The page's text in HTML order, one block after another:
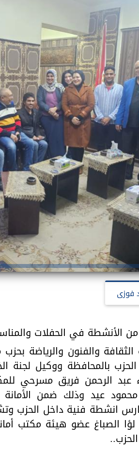
فوزى
الأنشطة في الحفلات
الثقافة والفنون والرياضة
بالمحافظة ووكيل لجنة
عبد الرحمن فريق مسرحي
محمود عيد وذلك ضمن
انشطة فنية داخل الحزب
الصباغ عضو هيئة مكتب
جديد بمستشفيات الجامعة